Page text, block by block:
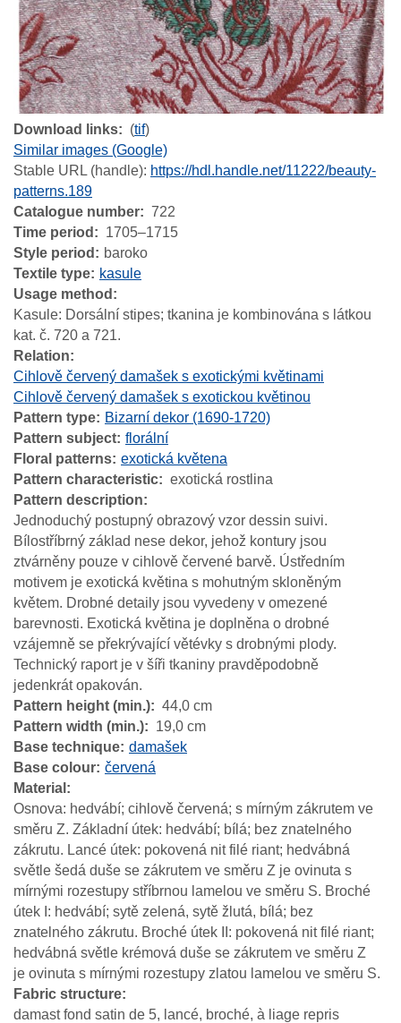
Download links (tif)
Similar images (Google)
Stable URL (handle): https://hdl.handle.net/11222/beauty-
patterns.189
Catalogue number
722
Time period
1705–1715
Style period
baroko
Textile type
kasule
Usage method
Kasule: Dorsální stipes; tkanina je kombinována s látkou
kat. č. 720 a 721.
Relation
Cihlově červený damašek s exotickými květinami
Cihlově červený damašek s exotickou květinou
Pattern type
Bizarní dekor (1690-1720)
Pattern subject florální
Floral patterns exotická květena
Pattern characteristic
exotická rostlina
Pattern description
Jednoduchý postupný obrazový vzor dessin suivi.
Bílostříbrný základ nese dekor, jehož kontury jsou
ztvárněny pouze v cihlově červené barvě. Ústředním
motivem je exotická květina s mohutným skloněným
květem. Drobné detaily jsou vyvedeny v omezené
barevnosti. Exotická květina je doplněna o drobné
vzájemně se překrývající větévky s drobnými plody.
Technický raport je v šíři tkaniny pravděpodobně
jedenkrát opakován.
Pattern height (min.)
44,0 cm
Pattern width (min.)
19,0 cm
Base technique damašek
Base colour červená
Material
Osnova: hedvábí; cihlově červená; s mírným zákrutem ve
směru Z. Základní útek: hedvábí; bílá; bez znatelného
zákrutu. Lancé útek: pokovená nit filé riant; hedvábná
světle šedá duše se zákrutem ve směru Z je ovinuta s
mírnými rozestupy stříbrnou lamelou ve směru S. Broché
útek I: hedvábí; sytě zelená, sytě žlutá, bílá; bez
znatelného zákrutu. Broché útek II: pokovená nit filé riant;
hedvábná světle krémová duše se zákrutem ve směru Z
je ovinuta s mírnými rozestupy zlatou lamelou ve směru S.
Fabric structure
damast fond satin de 5, lancé, broché, à liage repris